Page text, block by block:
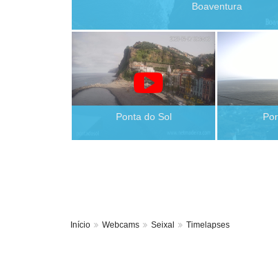
Boaventura
Ponta do Sol
Início Webcams Seixal Timelapses